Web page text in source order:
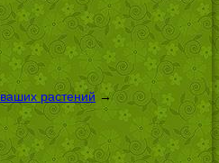
растений→